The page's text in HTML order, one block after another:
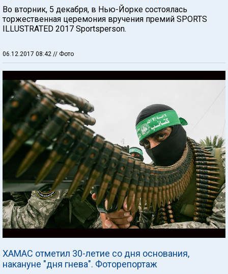
Во вторник, 5 декабря, в Нью-Йорке состоялась
торжественная церемония вручения премий SPORTS
ILLUSTRATED 2017 Sportsperson.
06.12.2017 08:42 // Фото
ХАМАС отметил 30-летие со дня основания,
накануне "дня гнева". Фоторепортаж